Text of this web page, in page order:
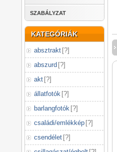
SZABÁLYZAT
KATEGÓRIÁK
absztrakt [?]
abszurd [?]
akt [?]
állatfotók [?]
barlangfotók [?]
családi/emlékkép [?]
csendélet [?]